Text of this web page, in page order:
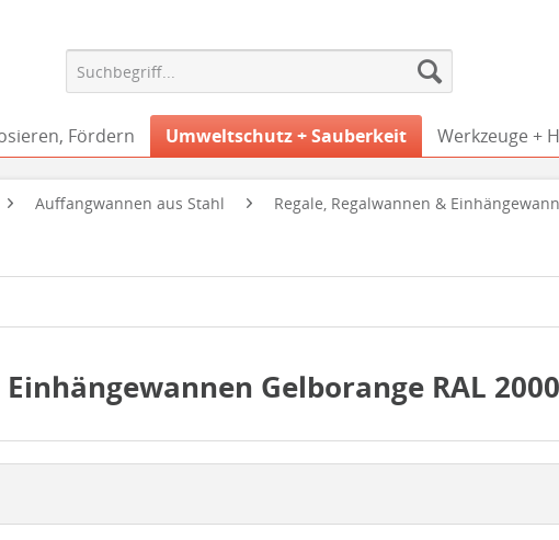
Fördern Umweltschutz + Sauberkeit Werkzeuge +
Auffangwannen aus Stahl Regale, Regalwannen &
Einhängewannen Gelborange RAL 2000